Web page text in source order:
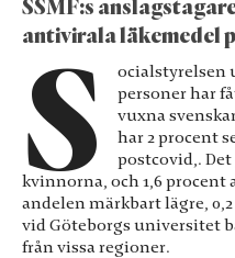
SSMF:s
antivirala läkemedel
S
ocialstyrelsen
personer har
vuxna
har 2 procent
postcovid,.
kvinnorna, och 1,6 procent
andelen märkbart lägre,
vid Göteborgs universitet
från vissa regioner.